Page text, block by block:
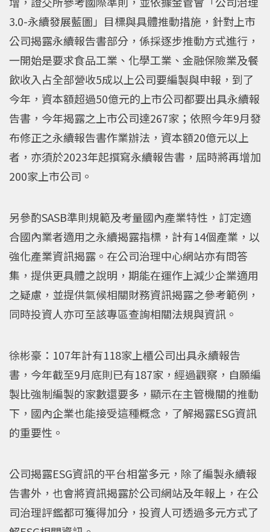
3.0-永續發展藍圖」目標與具體推動措施，針對上市
公司揭露永續報告書部分，係採逐步推動方式進行，
一開始是要求食品工業、化學工業、金融保險業及餐
飲收入占全部營收5成以上公司要編製與申報，到了
今年，資本額超過50億元的上市公司都要出具永續報
告書，今年揭露之上市公司達267家；依照今年9月發
布修正之永續報告書作業辦法，資本額20億元以上
者，亦須於2023年起撰寫永續報告書，屆時將再增加
200家上市公司。
另參酌SASB準則規範及考量國內產業特性，訂定適
合國內業者適用之永續揭露指標，計有14個產業，以
強化產業資訊揭露。在公司治理中心網站亦有問答
集，提供更具體之說明，期能在運作上減少企業適用
之疑慮，並提供氣候相關財務資訊揭露之參考範例，
同時投資人亦可至該專區查詢相關法規與資訊。
徐彬豪：107年計有118家上櫃公司出具永續報告
書，今年截至9月底則已有187家，經過觀察，自願編
製比強制編製的家數還要多，顯示在主管機關的推動
下，國內企業也能接受這種概念，了解揭露ESG資訊
的重要性。
公司揭露ESG資訊的平台相當多元，除了編製永續報
告書外，也會將資訊揭露於公司網站及年報上，在公
司治理評鑑都可獲得加分，投資人可透過多元方式了